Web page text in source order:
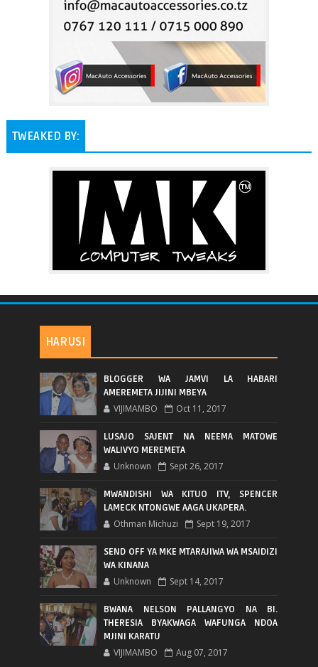
TWEAKED BY:
HARUSI
BLOGGER WA JAMVI LA HABARI
AMEREMETA JIJINI MBEYA
VIJIMAMBO Oct 11, 2017
LUSAJO SAJENT NA NEEMA MATOWE
WALIVYO MEREMETA
Unknown Sept 26, 2017
MWANDISHI WA KITUO ITV, SPENCER
LAMECK NTONGWE AAGA UKAPERA.
Othman Michuzi Sept 19, 2017
SEND OFF YA MKE MTARAJIWA WA MSAIDIZI
WA KINANA
Unknown Sept 14, 2017
BWANA NELSON PALLANGYO NA BI.
THERESIA BYAKWAGA WAFUNGA NDOA
MJINI KARATU
VIJIMAMBO Aug 07, 2017